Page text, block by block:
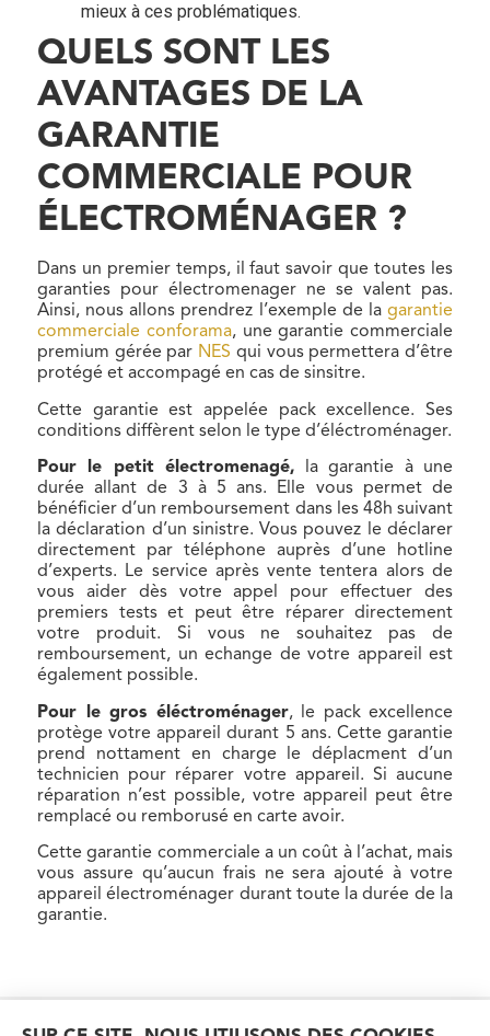
mieux à ces problématiques.
QUELS SONT LES
AVANTAGES DE LA
GARANTIE
COMMERCIALE POUR
ÉLECTROMÉNAGER ?
Dans un premier temps, il faut savoir que toutes les
garanties pour électromenager ne se valent pas.
Ainsi, nous allons prendrez l’exemple de la garantie
commerciale conforama, une garantie commerciale
premium gérée par NES qui vous permettera d’être
protégé et accompagé en cas de sinsitre.
Cette garantie est appelée pack excellence. Ses
conditions diffèrent selon le type d’éléctroménager.
Pour le petit électromenagé, la garantie à une
durée allant de 3 à 5 ans. Elle vous permet de
bénéficier d’un remboursement dans les 48h suivant
la déclaration d’un sinistre. Vous pouvez le déclarer
directement par téléphone auprès d’une hotline
d’experts. Le service après vente tentera alors de
vous aider dès votre appel pour effectuer des
premiers tests et peut être réparer directement
votre produit. Si vous ne souhaitez pas de
remboursement, un echange de votre appareil est
également possible.
Pour le gros éléctroménager, le pack excellence
protège votre appareil durant 5 ans. Cette garantie
prend nottament en charge le déplacment d’un
technicien pour réparer votre appareil. Si aucune
réparation n’est possible, votre appareil peut être
remplacé ou remborusé en carte avoir.
Cette garantie commerciale a un coût à l’achat, mais
vous assure qu’aucun frais ne sera ajouté à votre
appareil électroménager durant toute la durée de la
garantie.